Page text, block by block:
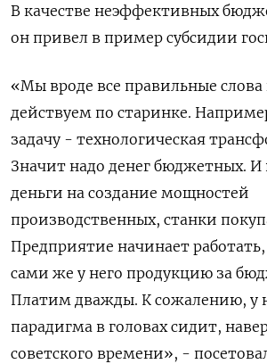
В качестве неэффективных
он привел в пример субсидии
«Мы вроде все правильные
действуем по старинке.
задачу - технологическая
Значит надо денег бюджетных.
деньги на создание мощностей
производственных, станки
Предприятие начинает
сами же у него продукцию за
Платим дважды. К сожалению, у
парадигма в головах сидит,
советского времени», -